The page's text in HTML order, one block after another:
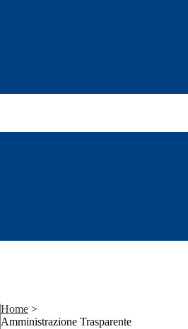
Home >
Amministrazione Trasparente